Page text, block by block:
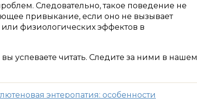
Следовательно, такое поведение не
привыкание, если оно не вызывает
физиологических эффектов в
успеваете читать. Следите за ними в нашем
энтеропатия: особенности